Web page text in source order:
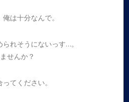
は十分なんで。
れそうにないっす…。
せんか？
てください。